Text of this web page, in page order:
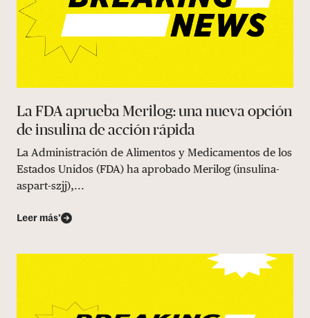
La FDA aprueba Merilog: una nueva opción
de insulina de acción rápida
La Administración de Alimentos y Medicamentos de los
Estados Unidos (FDA) ha aprobado Merilog (insulina-
aspart-szjj),...
Leer más’